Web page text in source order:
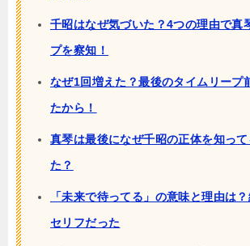
千昭はなぜ気づいた？4つの理由で真
プを察知！
なぜ1回増えた？最後のタイムリープ
たから！
真琴は最後になぜ千昭の正体を知っ
た？
「未来で待ってる」の意味と理由は
セリフだった